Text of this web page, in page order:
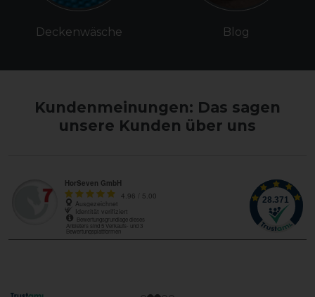
Deckenwäsche Blog
Kundenmeinungen: Das sagen
unsere Kunden über uns